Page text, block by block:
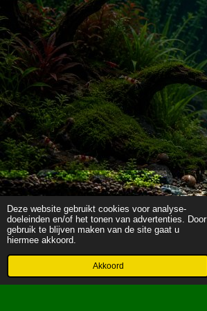
Deze website gebruikt cookies voor analyse-
doeleinden en/of het tonen van advertenties. Door
gebruik te blijven maken van de site gaat u
hiermee akkoord.
Akkoord
Telefoonnummer